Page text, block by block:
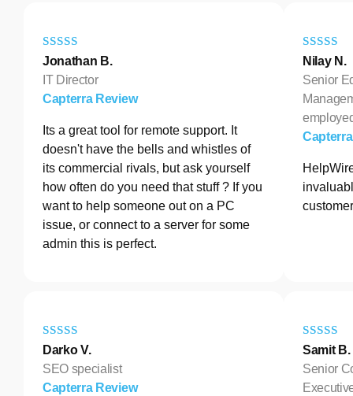
Jonathan B.
IT Director
Capterra Review
Its a great tool for remote support. It
doesn't have the bells and whistles of
its commercial rivals, but ask yourself
how often do you need that stuff ? If you
want to help someone out on a PC
issue, or connect to a server for some
admin this is perfect.
Nilay N.
Senior
Darko V.
SEO specialist
Capterra Review
Samit B.
Senior